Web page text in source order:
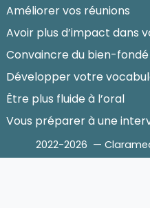
Améliorer vos réunions
Avoir plus d’impact dans
Convaincre du bien-fondé
Développer votre
Être plus fluide à l’oral
Vous préparer à une
2022-2026 —